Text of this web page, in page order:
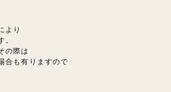
より
。
の際は
合も有りますので